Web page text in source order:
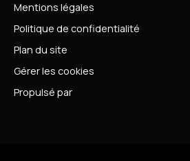
Mentions légales
Politique de confidentialité
Plan du site
Gérer les cookies
Propulsé par